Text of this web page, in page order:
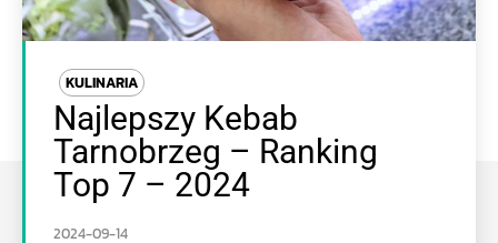
KULINARIA
Najlepszy Kebab
Tarnobrzeg – Ranking
Top 7 – 2024
2024-09-14